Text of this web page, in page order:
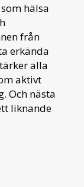
hälsa
från
erkända
alla
aktivt
Och nästa
liknande